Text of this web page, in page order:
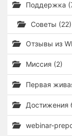
Поддержка
Советы (22)
Отзывы из
Миссия (2)
Первая
Достижения
webinar-